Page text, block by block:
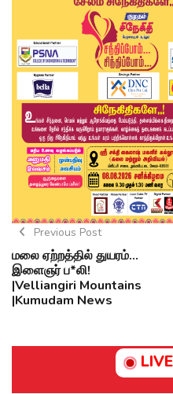
Previous Post
மலை ஏற்றத்தில் துயரம்…
இளைஞர் ப*லி!
|Velliangiri Mountains
|Kumudam News